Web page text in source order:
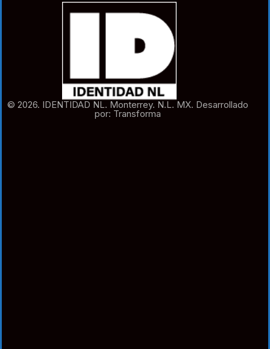
© 2026. IDENTIDAD NL. Monterrey. N.L. MX. Desarrollado
por: Transforma